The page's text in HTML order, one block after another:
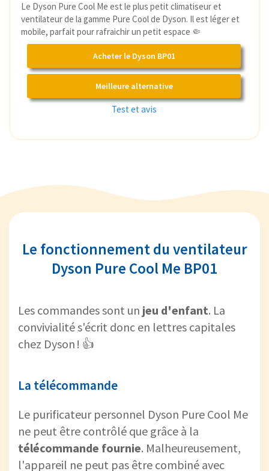
Le Dyson Pure Cool Me est le plus petit climatiseur et
ventilateur de la gamme Pure Cool de Dyson. Il est léger et
mobile, parfait pour rafraichir un petit espace 🤏
Acheter le Dyson BP01
Meilleure alternative
Test et avis
Le fonctionnement du ventilateur
Dyson Pure Cool Me BP01
Les commandes sont un jeu d'enfant. La
convivialité s'écrit donc en lettres capitales
chez Dyson ! 👍
La télécommande
Le purificateur personnel Dyson Pure Cool Me
ne peut être contrôlé que grâce à la
télécommande fournie. Malheureusement,
l'appareil ne peut pas être combiné avec